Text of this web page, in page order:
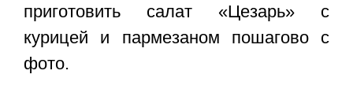
приготовить салат «Цезарь» с
курицей и пармезаном пошагово с
фото.